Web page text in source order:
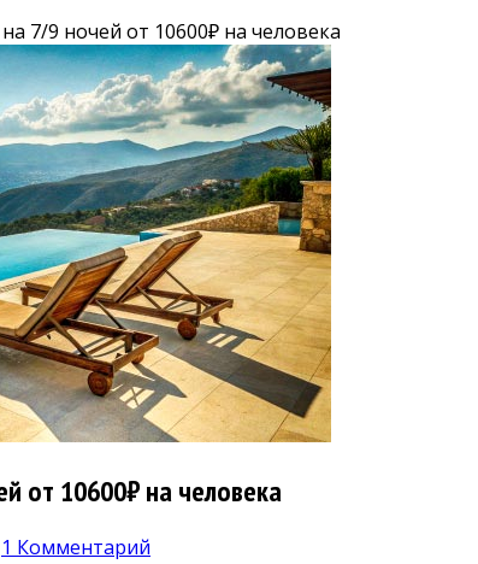
7/9 ночей от 10600₽ на человека
от 10600₽ на человека
1 Комментарий